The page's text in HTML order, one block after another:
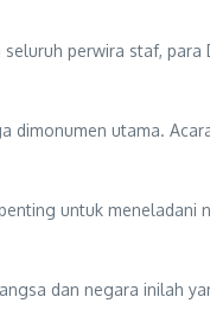
perwira staf, para
dimonumen utama.
untuk meneladani
dan negara inilah